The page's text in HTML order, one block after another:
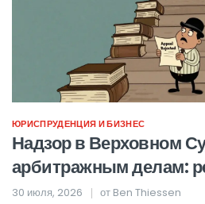
ЮРИСПРУДЕНЦИЯ И БИЗНЕС
Надзор в Верховном
арбитражным делам:
на пересмотр и
30 июля, 2026 от Ben Thiessen